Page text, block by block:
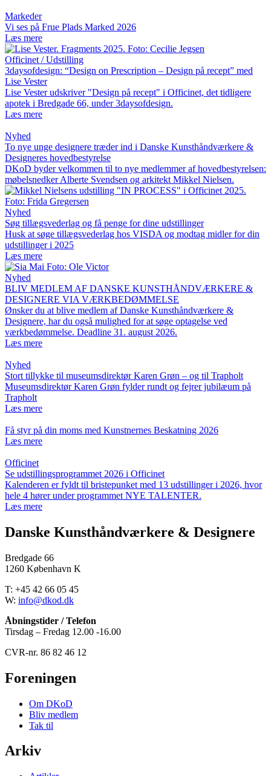
Markeder
Vi ses på Frue Plads Marked 2026
Læs mere
Officinet / Udstilling
3daysofdesign: “Design on Prescription – Design på recept” med
Lise Vester
Lise Vester udskriver "Design på recept" i Officinet, det tidligere
apotek i Bredgade 66, under 3daysofdesign.
Læs mere
Nyhed
To nye unge designere træder ind i Danske Kunsthåndværkere &
Designeres hovedbestyrelse
DKoD byder velkommen til to nye medlemmer af hovedbestyrelsen:
møbelsnedker Alberte Svendsen og arkitekt Mikkel Nielsen.
Nyhed
Søg tillægsvederlag og få penge for dine udstillinger
Husk at søge tillægsvederlag hos VISDA og modtag midler for din
udstillinger i 2025
Læs mere
Nyhed
BLIV MEDLEM AF DANSKE KUNSTHÅNDVÆRKERE &
DESIGNERE VIA VÆRKBEDØMMELSE
Ønsker du at blive medlem af Danske Kunsthåndværkere &
Designere, har du også mulighed for at søge optagelse ved
værkbedømmelse. Deadline 31. august 2026.
Læs mere
Nyhed
Stort tillykke til museumsdirektør Karen Grøn – og til Trapholt
Museumsdirektør Karen Grøn fylder rundt og fejrer jubilæum på
Trapholt
Læs mere
Få styr på din moms med Kunstnernes Beskatning 2026
Læs mere
Officinet
Se udstillingsprogrammet 2026 i Officinet
Kalenderen er fyldt til bristepunket med 13 udstillinger i 2026, hvor
hele 4 hører under programmet NYE TALENTER.
Læs mere
Danske Kunsthåndværkere & Designere
Bredgade 66
1260 København K
T: +45 42 66 05 45
W: info@dkod.dk
Åbningstider / Telefon
Tirsdag – Fredag 12.00 -16.00
CVR-nr. 86 82 46 12
Foreningen
Om DKoD
Bliv medlem
Tak til
Arkiv